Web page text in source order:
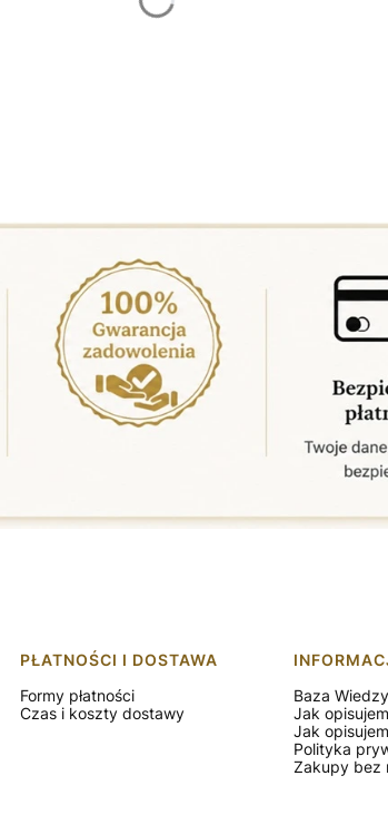
PŁATNOŚCI I DOSTAWA
Formy płatności
Czas i koszty dostawy
Baza Wiedzy
Jak
Jak
Polityka
Zakupy bez